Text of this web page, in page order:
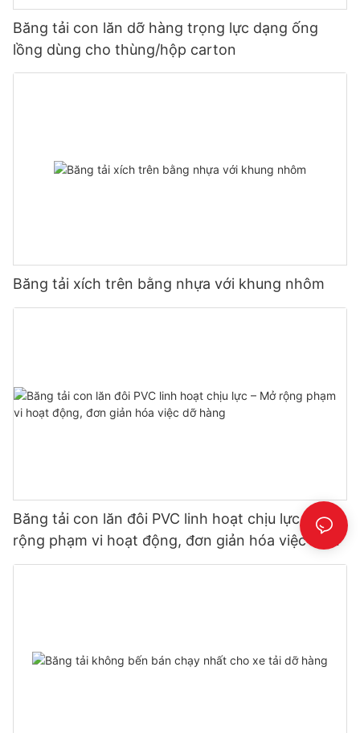
Băng tải con lăn dỡ hàng trọng lực dạng ống
lồng dùng cho thùng/hộp carton
Băng tải xích trên bằng nhựa với khung nhôm
Băng tải con lăn đôi PVC linh hoạt chịu lực – Mở
rộng phạm vi hoạt động, đơn giản hóa việc dỡ
hàng